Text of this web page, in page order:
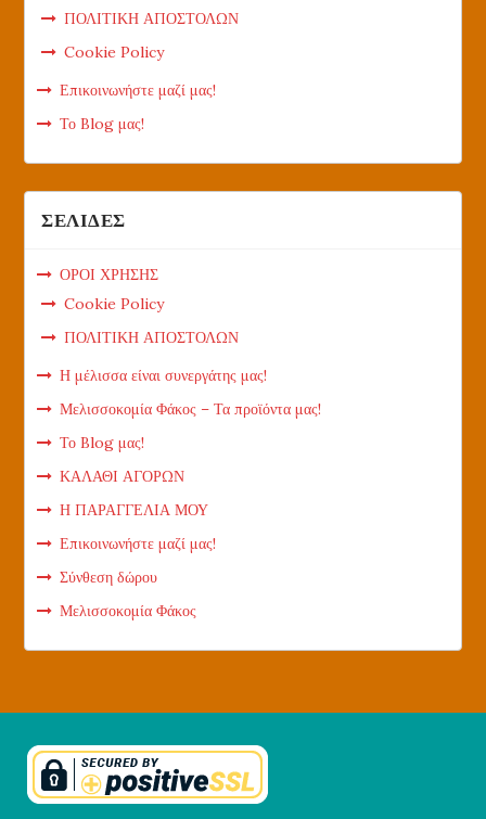
ΠΟΛΙΤΙΚΗ ΑΠΟΣΤΟΛΩΝ
Cookie Policy
Επικοινωνήστε μαζί μας!
Το Blog μας!
ΣΕΛΙΔΕΣ
ΟΡΟΙ ΧΡΗΣΗΣ
Cookie Policy
ΠΟΛΙΤΙΚΗ ΑΠΟΣΤΟΛΩΝ
Η μέλισσα είναι συνεργάτης μας!
Μελισσοκομία Φάκος – Τα προϊόντα μας!
Το Blog μας!
ΚΑΛΑΘΙ ΑΓΟΡΩΝ
Η ΠΑΡΑΓΓΕΛΙΑ ΜΟΥ
Επικοινωνήστε μαζί μας!
Σύνθεση δώρου
Μελισσοκομία Φάκος